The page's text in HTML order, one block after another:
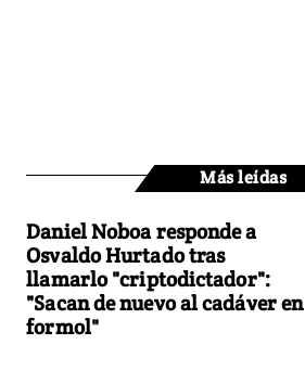
Más leídas
Daniel Noboa responde a
Osvaldo Hurtado tras
llamarlo "criptodictador":
"Sacan de nuevo al cadáver en
formol"